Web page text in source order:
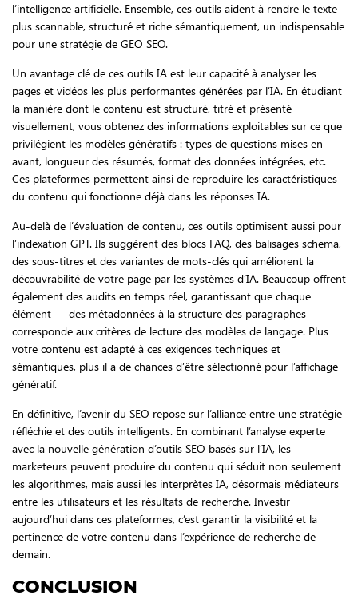
l’intelligence artificielle. Ensemble, ces outils aident à rendre le texte
plus scannable, structuré et riche sémantiquement, un indispensable
pour une stratégie de GEO SEO.
Un avantage clé de ces outils IA est leur capacité à analyser les
pages et vidéos les plus performantes générées par l’IA. En étudiant
la manière dont le contenu est structuré, titré et présenté
visuellement, vous obtenez des informations exploitables sur ce que
privilégient les modèles génératifs : types de questions mises en
avant, longueur des résumés, format des données intégrées, etc.
Ces plateformes permettent ainsi de reproduire les caractéristiques
du contenu qui fonctionne déjà dans les réponses IA.
Au-delà de l’évaluation de contenu, ces outils optimisent aussi pour
l’indexation GPT. Ils suggèrent des blocs FAQ, des balisages schema,
des sous-titres et des variantes de mots-clés qui améliorent la
découvrabilité de votre page par les systèmes d’IA. Beaucoup offrent
également des audits en temps réel, garantissant que chaque
élément — des métadonnées à la structure des paragraphes —
corresponde aux critères de lecture des modèles de langage. Plus
votre contenu est adapté à ces exigences techniques et
sémantiques, plus il a de chances d’être sélectionné pour l’affichage
génératif.
En définitive, l’avenir du SEO repose sur l’alliance entre une stratégie
réfléchie et des outils intelligents. En combinant l’analyse experte
avec la nouvelle génération d’outils SEO basés sur l’IA, les
marketeurs peuvent produire du contenu qui séduit non seulement
les algorithmes, mais aussi les interprètes IA, désormais médiateurs
entre les utilisateurs et les résultats de recherche. Investir
aujourd’hui dans ces plateformes, c’est garantir la visibilité et la
pertinence de votre contenu dans l’expérience de recherche de
demain.
CONCLUSION